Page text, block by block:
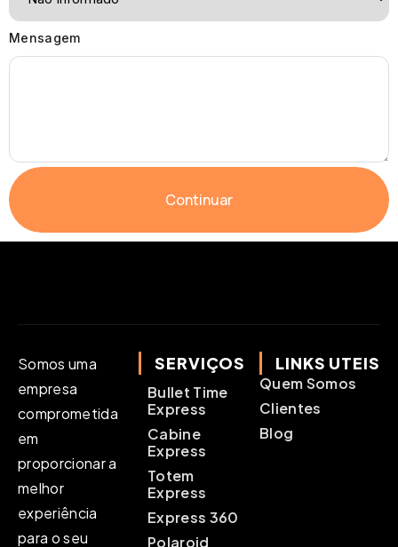
Mensagem
Continuar
Somos uma
empresa
comprometida
em
proporcionar a
melhor
experiência
para o seu
SERVIÇOS
Bullet Time
Express
Cabine
Express
Totem
Express
Express 360
Polaroid
LINKS UTEIS
Quem Somos
Clientes
Blog